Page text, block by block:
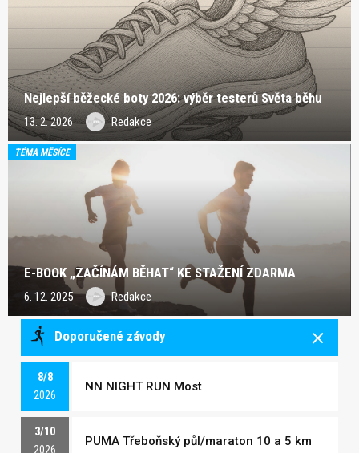
Nejlepší běžecké boty 2026: výběr testerů Světa běhu
13. 2. 2026 Redakce
TÉMA MĚSÍCE
E-BOOK „ZAČÍNÁM BĚHAT“ KE STAŽENÍ ZDARMA
6. 12. 2025 Redakce
Doporučené závody
8/8
2026
NN NIGHT RUN Most
3/10
2026
PUMA Třeboňský půl/maraton 10 a 5 km